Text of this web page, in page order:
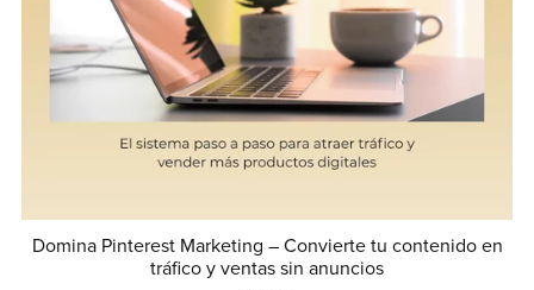
Domina Pinterest Marketing – Convierte tu contenido en
tráfico y ventas sin anuncios